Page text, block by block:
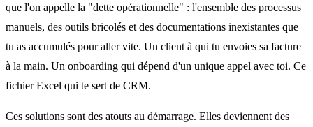
que l'on appelle la "dette opérationnelle" : l'ensemble des processus
manuels, des outils bricolés et des documentations inexistantes que
tu as accumulés pour aller vite. Un client à qui tu envoies sa facture
à la main. Un onboarding qui dépend d'un unique appel avec toi. Ce
fichier Excel qui te sert de CRM.
Ces solutions sont des atouts au démarrage. Elles deviennent des